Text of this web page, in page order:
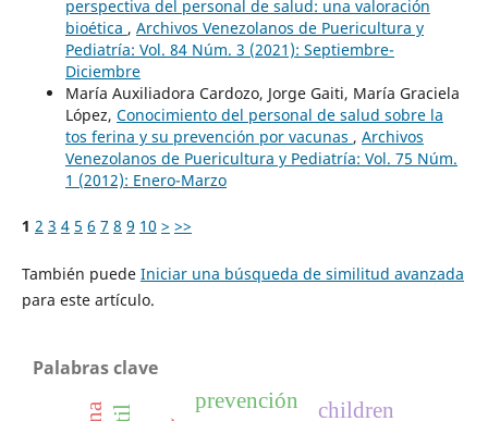
perspectiva del personal de salud: una valoración
bioética , Archivos Venezolanos de Puericultura y
Pediatría: Vol. 84 Núm. 3 (2021): Septiembre-
Diciembre
María Auxiliadora Cardozo, Jorge Gaiti, María Graciela
López, Conocimiento del personal de salud sobre la
tos ferina y su prevención por vacunas , Archivos
Venezolanos de Puericultura y Pediatría: Vol. 75 Núm.
1 (2012): Enero-Marzo
1 2 3 4 5 6 7 8 9 10 > >>
También puede Iniciar una búsqueda de similitud avanzada
para este artículo.
Palabras clave
prevención children